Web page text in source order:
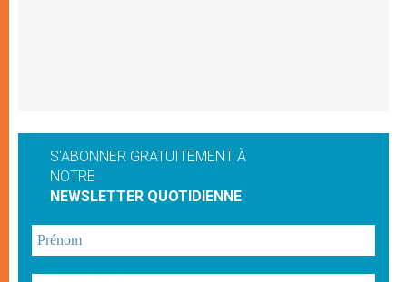
S'ABONNER GRATUITEMENT À
NOTRE
NEWSLETTER QUOTIDIENNE